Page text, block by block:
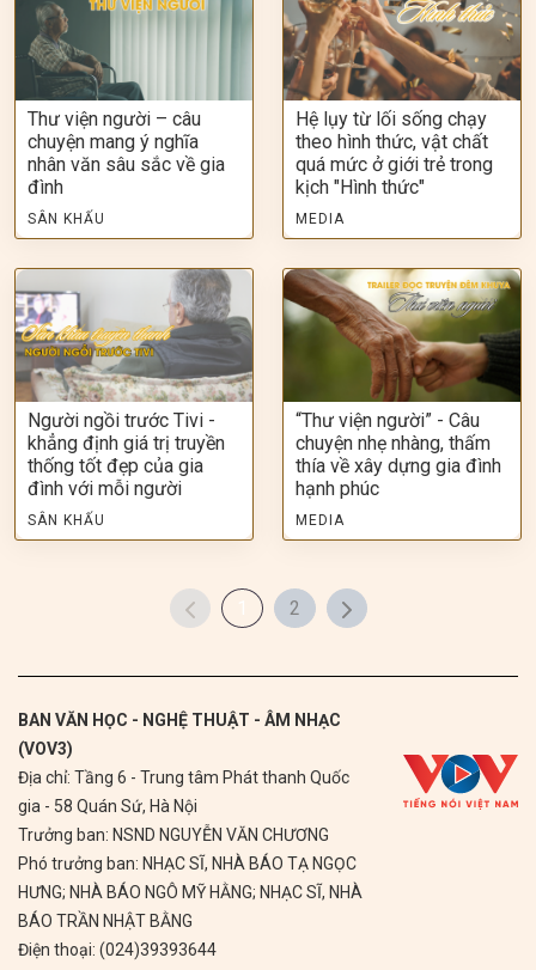
Thư viện người – câu
chuyện mang ý nghĩa
nhân văn sâu sắc về gia
đình
SÂN KHẤU
Hệ lụy từ lối sống chạy
theo hình thức, vật chất
quá mức ở giới trẻ trong
kịch "Hình thức"
MEDIA
Người ngồi trước Tivi -
khẳng định giá trị truyền
thống tốt đẹp của gia
đình với mỗi người
SÂN KHẤU
“Thư viện người” - Câu
chuyện nhẹ nhàng, thấm
thía về xây dựng gia đình
hạnh phúc
MEDIA
1 2
BAN VĂN HỌC - NGHỆ THUẬT - ÂM NHẠC
(VOV3)
Địa chỉ: Tầng 6 - Trung tâm Phát thanh Quốc
gia - 58 Quán Sứ, Hà Nội
Trưởng ban: NSND NGUYỄN VĂN CHƯƠNG
Phó trưởng ban: NHẠC SĨ, NHÀ BÁO TẠ NGỌC
HƯNG; NHÀ BÁO NGÔ MỸ HẰNG; NHẠC SĨ, NHÀ
BÁO TRẦN NHẬT BẰNG
Điện thoại: (024)39393644